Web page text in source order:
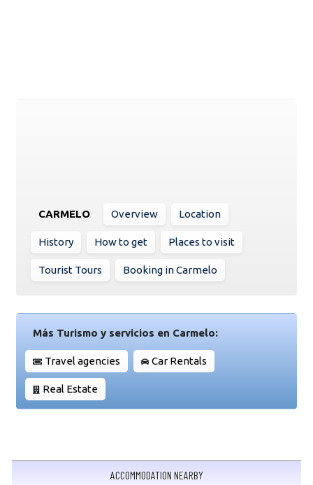
CARMELO Overview Location
History How to get Places to visit
Tourist Tours Booking in Carmelo
Más Turismo y servicios en Carmelo:
Travel agencies Car Rentals
Real Estate
ACCOMMODATION NEARBY